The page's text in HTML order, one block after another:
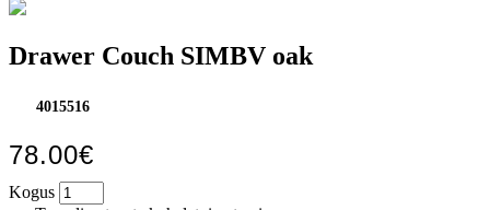
Drawer Couch SIMBV oak
4015516
78.00€
Kogus